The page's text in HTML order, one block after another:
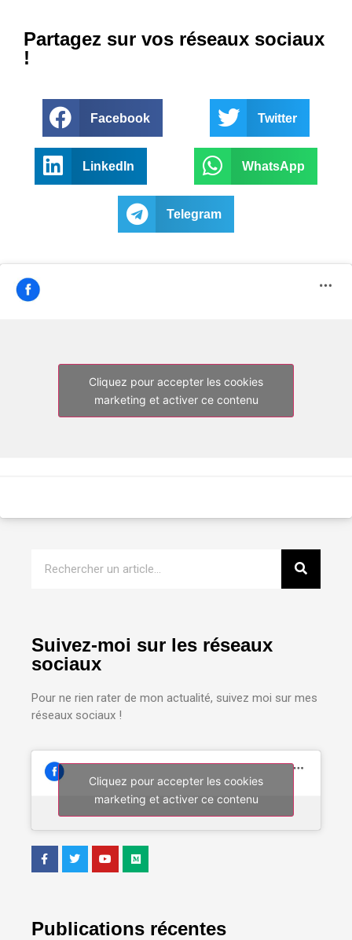
Partagez sur vos réseaux sociaux
!
Facebook Twitter
LinkedIn WhatsApp
Telegram
Cliquez pour accepter les cookies
marketing et activer ce contenu
Suivez-moi sur les réseaux
sociaux
Pour ne rien rater de mon actualité, suivez moi sur mes
réseaux sociaux !
Cliquez pour accepter les cookies
marketing et activer ce contenu
Publications récentes